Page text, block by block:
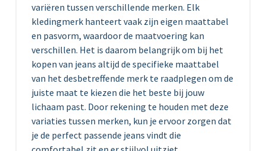
variëren tussen verschillende merken. Elk
kledingmerk hanteert vaak zijn eigen maattabel
en pasvorm, waardoor de maatvoering kan
verschillen. Het is daarom belangrijk om bij het
kopen van jeans altijd de specifieke maattabel
van het desbetreffende merk te raadplegen om de
juiste maat te kiezen die het beste bij jouw
lichaam past. Door rekening te houden met deze
variaties tussen merken, kun je ervoor zorgen dat
je de perfect passende jeans vindt die